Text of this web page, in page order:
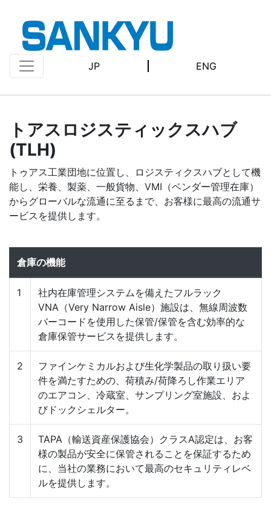
JP ENG
トアスロジスティックスハブ
(TLH)
トゥアス工業団地に位置し、ロジスティクスハブとして機
能し、栄養、製薬、一般貨物、VMI（ベンダー管理在庫）
からグローバルな流通に至るまで、お客様に最高の流通サ
ービスを提供します。
倉庫の機能
1
社内在庫管理システムを備えたフルラック
VNA（Very Narrow Aisle）施設は、無線周波数
バーコードを使用した保管/保管を含む効率的な
倉庫保管サービスを提供します。
2
ファインケミカルおよび生化学製品の取り扱い要
件を満たすための、荷積み/荷降ろし作業エリア
のエアコン、冷蔵室、サンプリング室施設、およ
びドックシェルター。
3
TAPA（輸送資産保護協会）クラスA認定は、お客
様の製品が安全に保管されることを保証するため
に、当社の業務において最高のセキュリティレベ
ルを提供します。